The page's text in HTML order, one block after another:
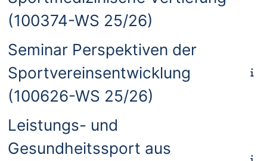
(100374-WS 25/26)
Seminar Perspektiven der
Sportvereinsentwicklung
(100626-WS 25/26)
Leistungs- und
Gesundheitssport aus